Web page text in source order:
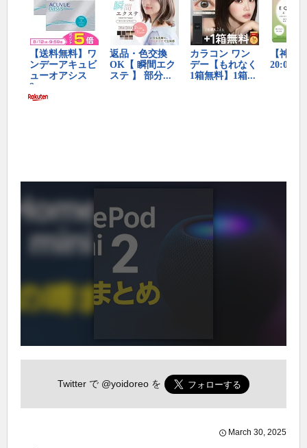
Twitter で @yoidoreo を
March 30, 2025